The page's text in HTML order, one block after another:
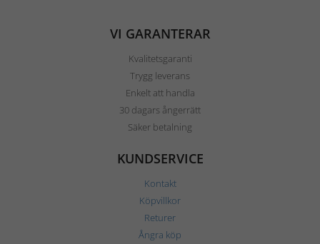
VI GARANTERAR
Kvalitetsgaranti
Trygg leverans
Enkelt att handla
30 dagars ångerrätt
Säker betalning
KUNDSERVICE
Kontakt
Köpvillkor
Returer
Ångra köp